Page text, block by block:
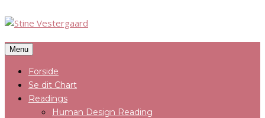
Menu
Forside
Se dit Chart
Readings
Human Design Reading